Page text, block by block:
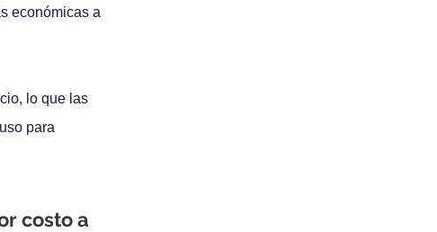
económicas a
lo que las
para
costo a